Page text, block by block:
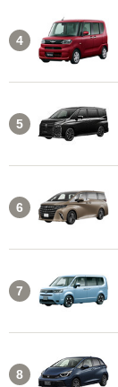
4
5
6
7
8